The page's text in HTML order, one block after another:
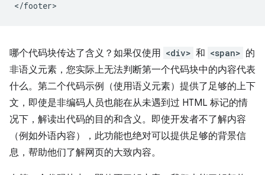
哪个代码块传达了含义？如果仅使用 <div> 和 <span> 的
非语义元素，您实际上无法判断第一个代码块中的内容代表
什么。第二个代码示例（使用语义元素）提供了足够的上下
文，即使是非编码人员也能在从未遇到过 HTML 标记的情
况下，解读出代码的目的和含义。即使开发者不了解内容
（例如外语内容），此功能也绝对可以提供足够的背景信
息，帮助他们了解网页的大致内容。